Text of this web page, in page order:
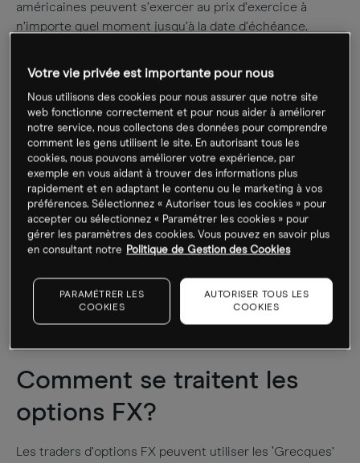
américaines peuvent s’exercer au prix d’exercice à
n’importe quel moment jusqu’à la date d’échéance.
Merci de noter que CMC Markets ne donne pas la
possibilité de trader sur les options sur devises, ces
informations sont à titre éducatif uniquement.
Comment se traitent les
options FX?
Les traders d’options FX peuvent utiliser les ‘Grecques’
Votre vie privée est importante pour nous
Nous utilisons des cookies pour nous assurer que notre site
web fonctionne correctement et pour nous aider à améliorer
notre service, nous collectons des données pour comprendre
comment les gens utilisent le site. En autorisant tous les
cookies, nous pouvons améliorer votre expérience, par
exemple en vous aidant à trouver des informations plus
rapidement et en adaptant le contenu ou le marketing à vos
préférences. Sélectionnez « Autoriser tous les cookies » pour
accepter ou sélectionnez « Paramétrer les cookies » pour
gérer les paramètres des cookies. Vous pouvez en savoir plus
en consultant notre
Politique de Gestion des Cookies
PARAMÉTRER LES
COOKIES
AUTORISER TOUS LES
COOKIES